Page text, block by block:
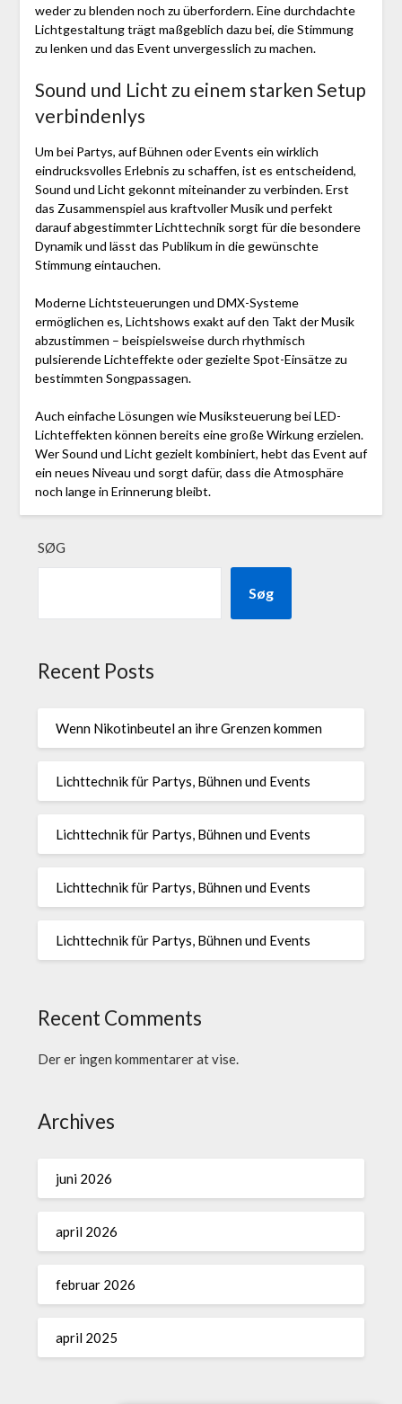
weder zu blenden noch zu überfordern. Eine durchdachte
Lichtgestaltung trägt maßgeblich dazu bei, die Stimmung
zu lenken und das Event unvergesslich zu machen.
Sound und Licht zu einem starken Setup
verbindenlys
Um bei Partys, auf Bühnen oder Events ein wirklich
eindrucksvolles Erlebnis zu schaffen, ist es entscheidend,
Sound und Licht gekonnt miteinander zu verbinden. Erst
das Zusammenspiel aus kraftvoller Musik und perfekt
darauf abgestimmter Lichttechnik sorgt für die besondere
Dynamik und lässt das Publikum in die gewünschte
Stimmung eintauchen.
Moderne Lichtsteuerungen und DMX-Systeme
ermöglichen es, Lichtshows exakt auf den Takt der Musik
abzustimmen – beispielsweise durch rhythmisch
pulsierende Lichteffekte oder gezielte Spot-Einsätze zu
bestimmten Songpassagen.
Auch einfache Lösungen wie Musiksteuerung bei LED-
Lichteffekten können bereits eine große Wirkung erzielen.
Wer Sound und Licht gezielt kombiniert, hebt das Event auf
ein neues Niveau und sorgt dafür, dass die Atmosphäre
noch lange in Erinnerung bleibt.
SØG
Søg
Recent Posts
Wenn Nikotinbeutel an ihre Grenzen kommen
Lichttechnik für Partys, Bühnen und Events
Lichttechnik für Partys, Bühnen und Events
Lichttechnik für Partys, Bühnen und Events
Lichttechnik für Partys, Bühnen und Events
Recent Comments
Der er ingen kommentarer at vise.
Archives
juni 2026
april 2026
februar 2026
april 2025